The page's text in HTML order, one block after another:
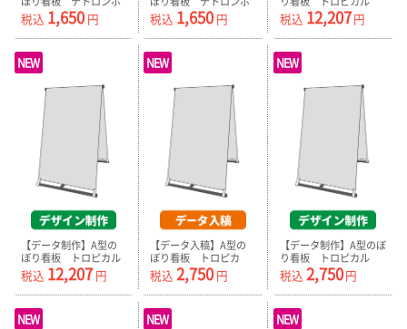
ンジ プリント生地の
み
税込 1,650 円
ンジ プリント生地の
み
税込 1,650円
（器具付）
税込 12,207円
NEW
【データ制作】A型の
ぼり看板 トロピカル
（器具付）
税込 12,207 円
NEW
【データ入稿】A型の
ぼり看板 トロピカ
ル プリント生地のみ
税込 2,750円
NEW
【データ制作】A型のぼ
り看板 トロピカル
プリント生地のみ
税込 2,750円
NEW NEW NEW